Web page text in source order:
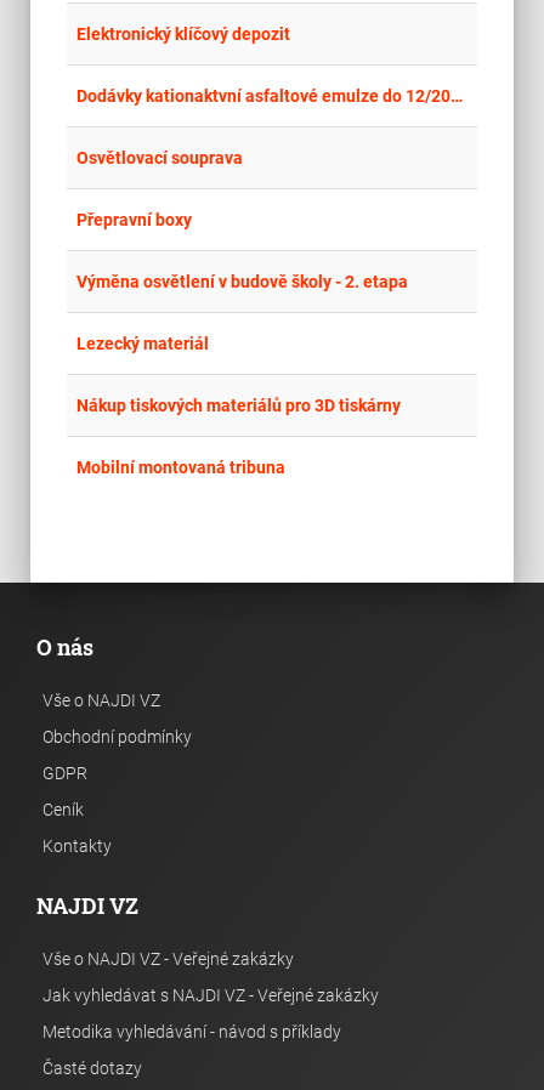
Elektronický klíčový depozit
Dodávky kationaktvní asfaltové emulze do 12/2026
Osvětlovací souprava
Přepravní boxy
Výměna osvětlení v budově školy - 2. etapa
Lezecký materiál
Nákup tiskových materiálů pro 3D tiskárny
Mobilní montovaná tribuna
O nás
Vše o NAJDI VZ
Obchodní podmínky
GDPR
Ceník
Kontakty
NAJDI VZ
Vše o NAJDI VZ - Veřejné zakázky
Jak vyhledávat s NAJDI VZ - Veřejné zakázky
Metodika vyhledávání - návod s příklady
Časté dotazy